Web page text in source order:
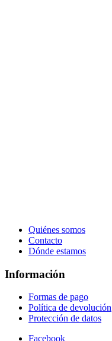
Quiénes somos
Contacto
Dónde estamos
Información
Formas de pago
Política de devolución
Protección de datos
Facebook